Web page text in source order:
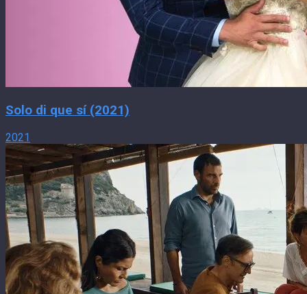
Solo di que sí (2021)
2021